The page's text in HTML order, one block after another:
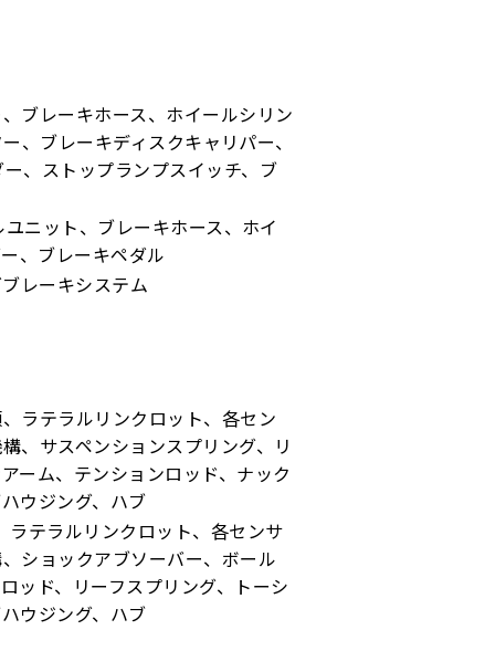
ブレーキホース、ホイールシリン
、ブレーキディスクキャリパー、
、ストップランプスイッチ、ブ
ニット、ブレーキホース、ホイ
、ブレーキペダル
レーキシステム
ラテラルリンクロット、各セン
、サスペンションスプリング、リ
ーム、テンションロッド、ナック
ウジング、ハブ
テラルリンクロット、各センサ
ショックアブソーバー、ボール
ッド、リーフスプリング、トーシ
ウジング、ハブ